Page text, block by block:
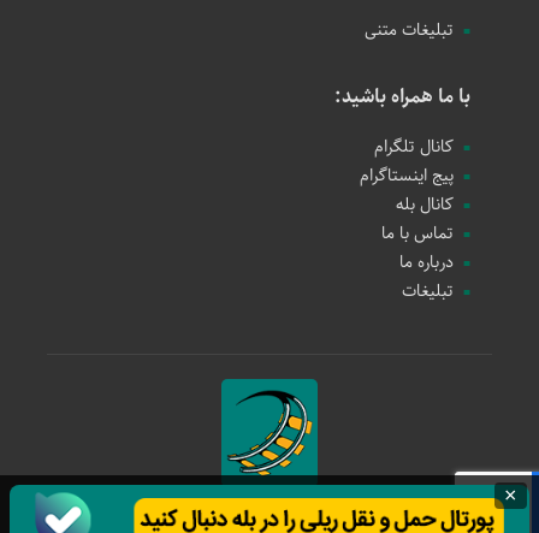
تبلیغات متنی
با ما همراه باشید:
کانال تلگرام
پیج اینستاگرام
کانال بله
تماس با ما
درباره ما
تبلیغات
حمل و نقل ریلی
×